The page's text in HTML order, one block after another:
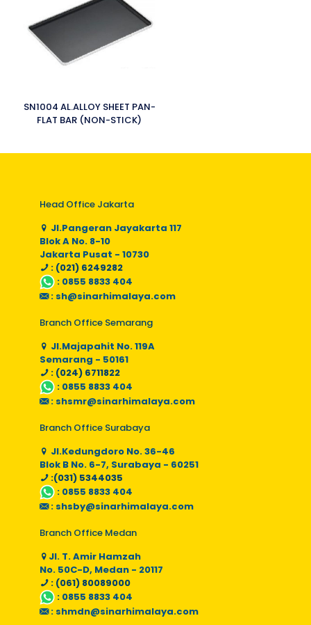
SN1004 AL.ALLOY SHEET PAN-
FLAT BAR (NON-STICK)
Head Office Jakarta
Jl.Pangeran Jayakarta 117
Blok A No. 8-10
Jakarta Pusat - 10730
: (021) 6249282
: 0855 8833 404
: sh@sinarhimalaya.com
Branch Office Semarang
Jl.Majapahit No. 119A
Semarang - 50161
: (024) 6711822
: 0855 8833 404
: shsmr@sinarhimalaya.com
Branch Office Surabaya
Jl.Kedungdoro No. 36-46
Blok B No. 6-7, Surabaya - 60251
:(031) 5344035
: 0855 8833 404
: shsby@sinarhimalaya.com
Branch Office Medan
Jl. T. Amir Hamzah
No. 50C-D, Medan - 20117
: (061) 80089000
: 0855 8833 404
: shmdn@sinarhimalaya.com